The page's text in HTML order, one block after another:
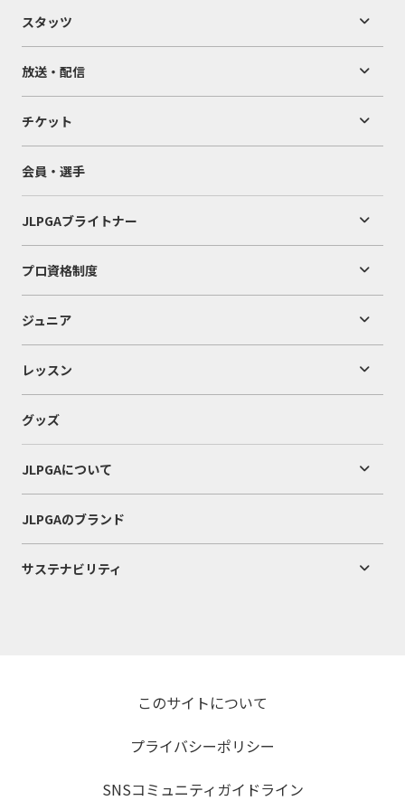
スタッツ
放送・配信
チケット
会員・選手
JLPGAブライトナー
プロ資格制度
ジュニア
レッスン
グッズ
JLPGAについて
JLPGAのブランド
サステナビリティ
このサイトについて
プライバシーポリシー
SNSコミュニティガイドライン